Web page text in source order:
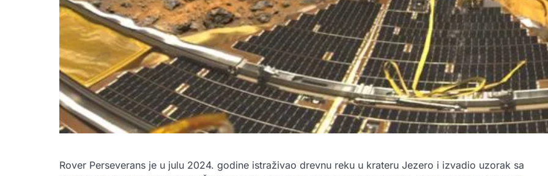
Rover Perseverans je u julu 2024. godine istraživao drevnu reku u krateru Jezero i izvadio uzorak sa